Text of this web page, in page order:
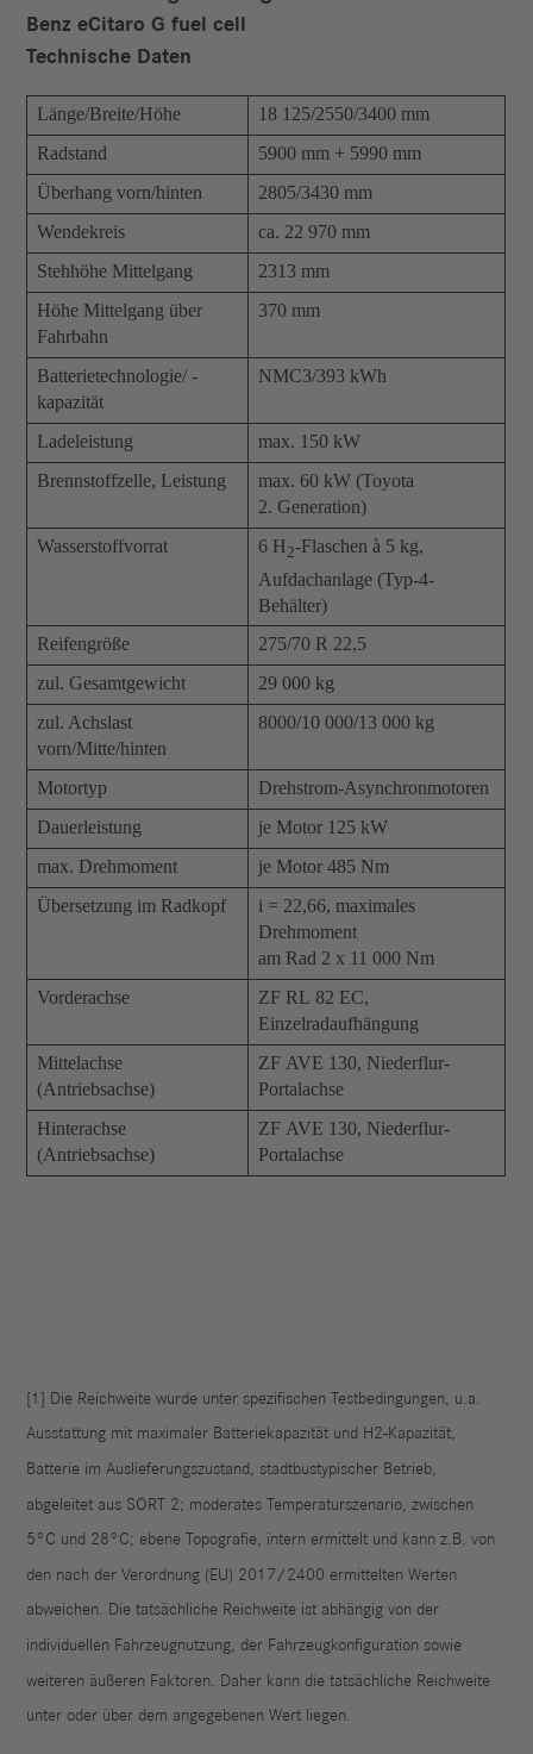
Benz eCitaro G fuel cell
Technische Daten
Länge/Breite/Höhe
18 125/2550/3400 mm
Radstand
5900 mm + 5990 mm
Überhang vorn/hinten
2805/3430 mm
Wendekreis
ca. 22 970 mm
Stehhöhe Mittelgang
2313 mm
Höhe Mittelgang über
Fahrbahn
370 mm
Batterietechnologie/ -
kapazität
NMC3/393 kWh
Ladeleistung
max. 150 kW
Brennstoffzelle, Leistung
max. 60 kW (Toyota
2. Generation)
Wasserstoffvorrat
6 H2-Flaschen à 5 kg,
Aufdachanlage (Typ-4-
Behälter)
Reifengröße
275/70 R 22,5
zul. Gesamtgewicht
29 000 kg
zul. Achslast
vorn/Mitte/hinten
8000/10 000/13 000 kg
Motortyp
Drehstrom-Asynchronmotoren
Dauerleistung
je Motor 125 kW
max. Drehmoment
je Motor 485 Nm
Übersetzung im Radkopf
i = 22,66, maximales
Drehmoment
am Rad 2 x 11 000 Nm
Vorderachse
ZF RL 82 EC,
Einzelradaufhängung
Mittelachse
(Antriebsachse)
ZF AVE 130, Niederflur-
Portalachse
Hinterachse
(Antriebsachse)
ZF AVE 130, Niederflur-
Portalachse
[1] Die Reichweite wurde unter spezifischen Testbedingungen, u.a.
Ausstattung mit maximaler Batteriekapazität und H2-Kapazität,
Batterie im Auslieferungszustand, stadtbustypischer Betrieb,
abgeleitet aus SORT 2; moderates Temperaturszenario, zwischen
5°C und 28°C; ebene Topografie, intern ermittelt und kann z.B. von
den nach der Verordnung (EU) 2017/2400 ermittelten Werten
abweichen. Die tatsächliche Reichweite ist abhängig von der
individuellen Fahrzeugnutzung, der Fahrzeugkonfiguration sowie
weiteren äußeren Faktoren. Daher kann die tatsächliche Reichweite
unter oder über dem angegebenen Wert liegen.